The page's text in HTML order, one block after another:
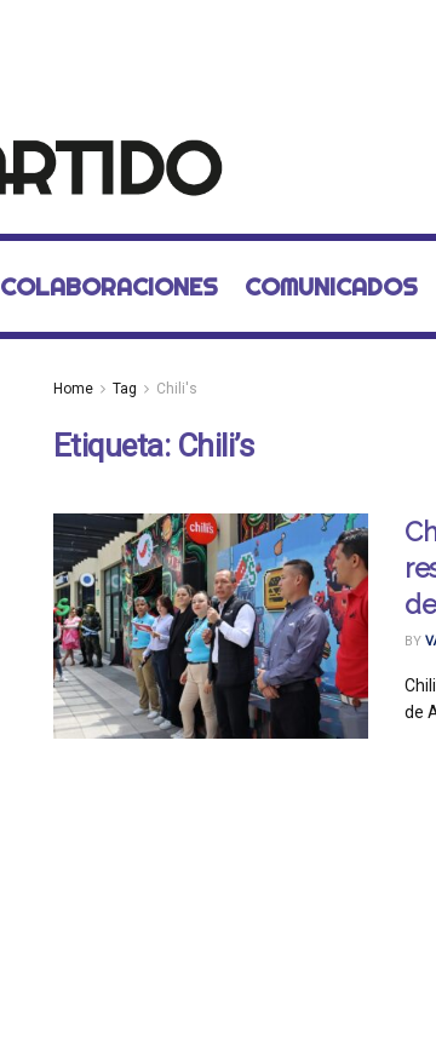
COLABORACIONES COMUNICADOS
Home Tag Chili's
Etiqueta: Chili’s
BY
de